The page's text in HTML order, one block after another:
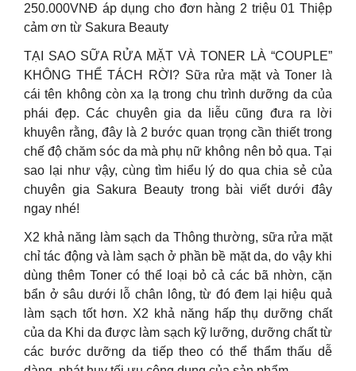
250.000VNĐ áp dụng cho đơn hàng 2 triệu 01 Thiệp
cảm ơn từ Sakura Beauty
TẠI SAO SỮA RỬA MẶT VÀ TONER LÀ “COUPLE”
KHÔNG THỂ TÁCH RỜI? Sữa rửa mặt và Toner là
cái tên không còn xa lạ trong chu trình dưỡng da của
phái đẹp. Các chuyên gia da liễu cũng đưa ra lời
khuyên rằng, đây là 2 bước quan trọng cần thiết trong
chế độ chăm sóc da mà phụ nữ không nên bỏ qua. Tại
sao lại như vậy, cùng tìm hiểu lý do qua chia sẻ của
chuyên gia Sakura Beauty trong bài viết dưới đây
ngay nhé!
X2 khả năng làm sạch da Thông thường, sữa rửa mặt
chỉ tác động và làm sạch ở phần bề mặt da, do vậy khi
dùng thêm Toner có thể loại bỏ cả các bã nhờn, cặn
bẩn ở sâu dưới lỗ chân lông, từ đó đem lại hiệu quả
làm sạch tốt hơn. X2 khả năng hấp thụ dưỡng chất
của da Khi da được làm sạch kỹ lưỡng, dưỡng chất từ
các bước dưỡng da tiếp theo có thể thẩm thấu dễ